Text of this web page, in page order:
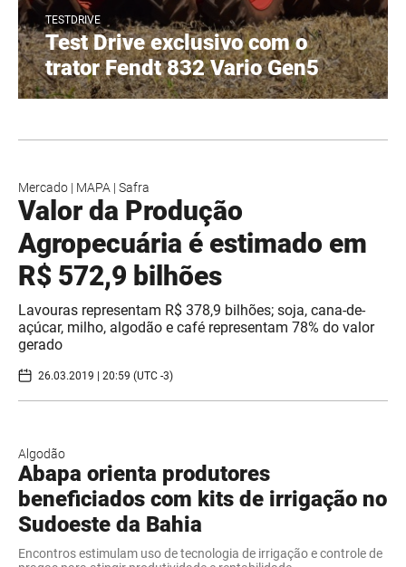
TESTDRIVE
Test Drive exclusivo com o
trator Fendt 832 Vario Gen5
Mercado | MAPA | Safra
Valor da Produção
Agropecuária é estimado em
R$ 572,9 bilhões
Lavouras representam R$ 378,9 bilhões; soja, cana-de-
açúcar, milho, algodão e café representam 78% do valor
gerado
26.03.2019 | 20:59 (UTC -3)
Algodão
Abapa orienta produtores
beneficiados com kits de irrigação no
Sudoeste da Bahia
Encontros estimulam uso de tecnologia de irrigação e controle de